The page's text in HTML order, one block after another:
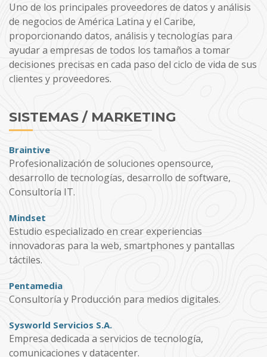
Uno de los principales proveedores de datos y análisis
de negocios de América Latina y el Caribe,
proporcionando datos, análisis y tecnologías para
ayudar a empresas de todos los tamaños a tomar
decisiones precisas en cada paso del ciclo de vida de sus
clientes y proveedores.
SISTEMAS / MARKETING
Braintive
Profesionalización de soluciones opensource,
desarrollo de tecnologías, desarrollo de software,
Consultoría IT.
Mindset
Estudio especializado en crear experiencias
innovadoras para la web, smartphones y pantallas
táctiles.
Pentamedia
Consultoría y Producción para medios digitales.
Sysworld Servicios S.A.
Empresa dedicada a servicios de tecnología,
comunicaciones y datacenter.